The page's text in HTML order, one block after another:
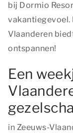
bij Dormio
vakantiegevoel.
Vlaanderen
ontspannen!
Een
in Zeeuws-